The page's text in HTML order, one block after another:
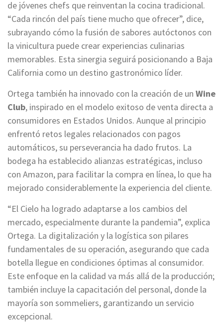
de jóvenes chefs que reinventan la cocina tradicional.
“Cada rincón del país tiene mucho que ofrecer”, dice,
subrayando cómo la fusión de sabores autóctonos con
la vinicultura puede crear experiencias culinarias
memorables. Esta sinergia seguirá posicionando a Baja
California como un destino gastronómico líder.
Ortega también ha innovado con la creación de un Wine
Club, inspirado en el modelo exitoso de venta directa a
consumidores en Estados Unidos. Aunque al principio
enfrentó retos legales relacionados con pagos
automáticos, su perseverancia ha dado frutos. La
bodega ha establecido alianzas estratégicas, incluso
con Amazon, para facilitar la compra en línea, lo que ha
mejorado considerablemente la experiencia del cliente.
“El Cielo ha logrado adaptarse a los cambios del
mercado, especialmente durante la pandemia”, explica
Ortega. La digitalización y la logística son pilares
fundamentales de su operación, asegurando que cada
botella llegue en condiciones óptimas al consumidor.
Este enfoque en la calidad va más allá de la producción;
también incluye la capacitación del personal, donde la
mayoría son sommeliers, garantizando un servicio
excepcional.